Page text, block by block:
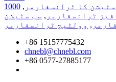
سٹیشن کا ٹرانسفارمر ,
, سب سٹیشن
, وولٹیج ٹرانسفارمر
+86 15157775432
chnebl@chnebl.com
+86 0577-27885177